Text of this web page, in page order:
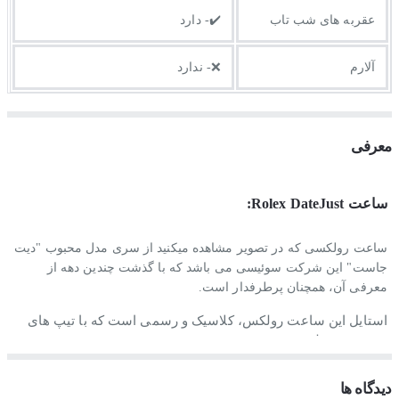
عقربه های شب تاب ✔️- دارد
آلارم ❌- ندارد
معرفی
ساعت Rolex DateJust:
ساعت رولکسی که در تصویر مشاهده میکنید از سری مدل محبوب "دیت
جاست" این شرکت سوئیسی می باشد که با گذشت چندین دهه از
معرفی آن، همچنان پرطرفدار است.
استایل این ساعت رولکس، کلاسیک و رسمی است که با تیپ های
رسمی و مجلسی ست می شود.
جنس بند و بدنه ساعت رولکس دیت جاست
دیدگاه ها